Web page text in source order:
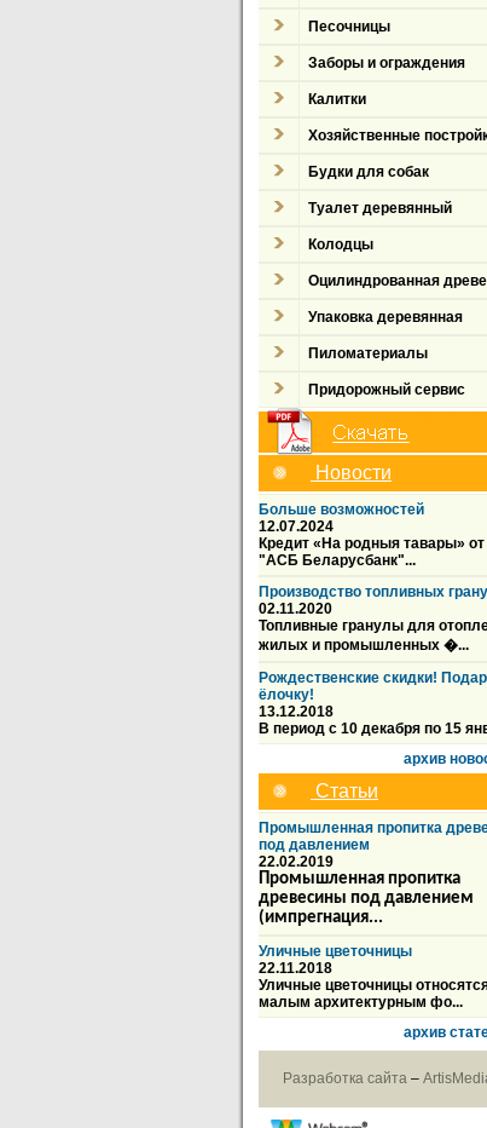
Песочницы
Заборы и ограждения
Калитки
Хозяйственные
Будки для собак
Туалет деревянный
Колодцы
Оцилиндрованная
Упаковка деревянная
Пиломатериалы
Придорожный сервис
Новости
Больше возможностей
12.07.2024
Кредит «На родныя тавары»
"АСБ Беларусбанк"...
Производство топливных
02.11.2020
Топливные гранулы для
жилых и промышленных �...
Рождественские скидки!
ёлочку!
13.12.2018
В период с 10 декабря по 15
архив
Статьи
Промышленная пропитка
под давлением
22.02.2019
Промышленная пропитка
древесины под давлением
(импрегнация...
Уличные цветочницы
22.11.2018
Уличные цветочницы
малым архитектурным фо...
архив
Разработка сайта –